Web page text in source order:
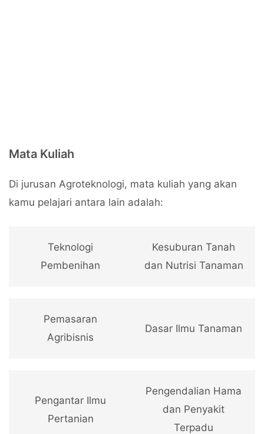
Mata Kuliah
Di jurusan Agroteknologi, mata kuliah yang akan
kamu pelajari antara lain adalah:
Teknologi
Pembenihan
Kesuburan Tanah
dan Nutrisi Tanaman
Pemasaran
Agribisnis
Dasar Ilmu Tanaman
Pengantar Ilmu
Pertanian
Pengendalian Hama
dan Penyakit
Terpadu